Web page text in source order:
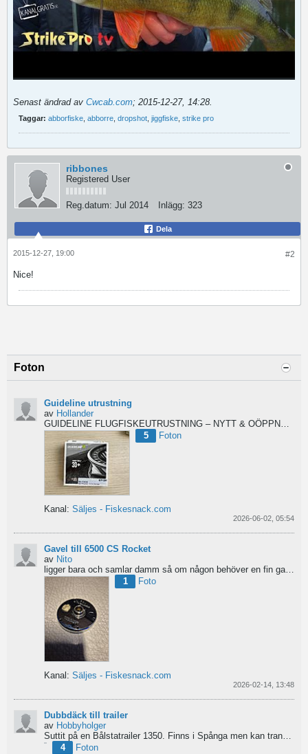
Senast ändrad av Cwcab.com; 2015-12-27, 14:28.
Taggar: abborfiske abborre dropshot jiggfiske strike pro
ribbones
Registered User
Reg.datum: Jul 2014 Inlägg: 323
Dela
#2
2015-12-27, 19:00
Nice!
Foton
Guideline utrustning
av Hollander
GUIDELINE FLUGFISKEUTRUSTNING – NYTT & OÖPPNAT
5
Foton
Kanal: Säljes - Fiskesnack.com
2026-06-02, 05:54
Gavel till 6500 CS Rocket
av Nito
1
Foto
Kanal: Säljes - Fiskesnack.com
2026-02-14, 13:48
Dubbdäck till trailer
av Hobbyholger
Suttit på en Bålstatrailer 1350. Finns i Spånga men kan transporteras mot Linköping. 500kr
4
Foton